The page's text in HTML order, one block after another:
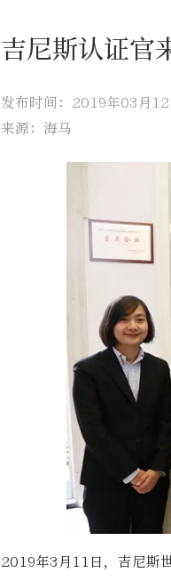
吉尼斯认证官
发布时间：2019年03月12
来源：海马
2019年3月11日，吉尼斯